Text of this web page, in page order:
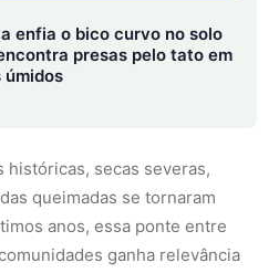
para as margens do
de uma das primeiras
à igreja, ampliou toda a
comunidade. Nasceu o
responsável por iniciativas